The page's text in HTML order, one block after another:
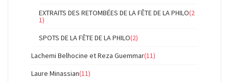
EXTRAITS DES RETOMBÉES DE LA FÊTE DE LA PHILO(2
1)
SPOTS DE LA FÊTE DE LA PHILO(2)
Lachemi Belhocine et Reza Guemmar(11)
Laure Minassian(11)